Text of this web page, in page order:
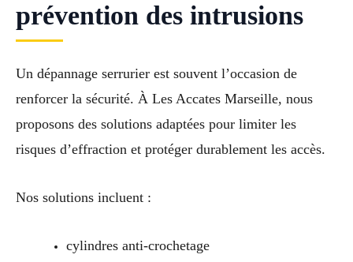
prévention des intrusions
Un dépannage serrurier est souvent l’occasion de
renforcer la sécurité. À Les Accates Marseille, nous
proposons des solutions adaptées pour limiter les
risques d’effraction et protéger durablement les accès.
Nos solutions incluent :
cylindres anti-crochetage